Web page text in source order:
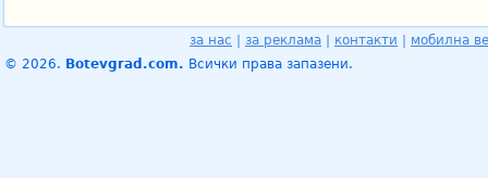
за нас за реклама контакти
мобилна
© 2026. Botevgrad.com. Всички права запазени.